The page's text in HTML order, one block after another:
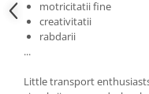
motricitatii fine
creativitatii
rabdarii
...
Little transport